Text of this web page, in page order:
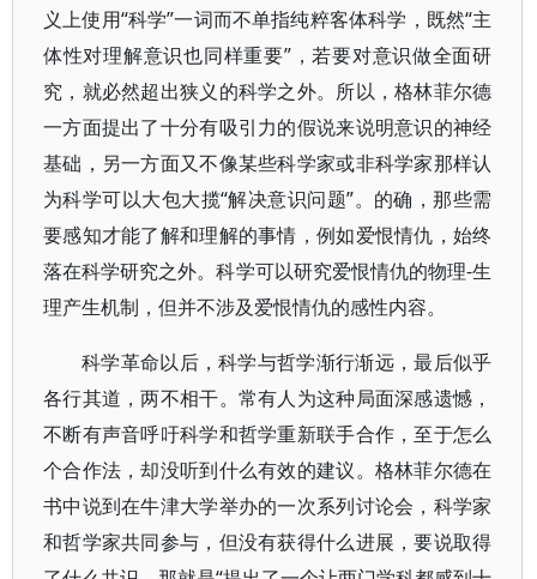
义上使用“科学”一词而不单指纯粹客体科学，既然“主
体性对理解意识也同样重要”，若要对意识做全面研
究，就必然超出狭义的科学之外。所以，格林菲尔德
一方面提出了十分有吸引力的假说来说明意识的神经
基础，另一方面又不像某些科学家或非科学家那样认
为科学可以大包大揽“解决意识问题”。的确，那些需
要感知才能了解和理解的事情，例如爱恨情仇，始终
落在科学研究之外。科学可以研究爱恨情仇的物理-生
理产生机制，但并不涉及爱恨情仇的感性内容。
科学革命以后，科学与哲学渐行渐远，最后似乎
各行其道，两不相干。常有人为这种局面深感遗憾，
不断有声音呼吁科学和哲学重新联手合作，至于怎么
个合作法，却没听到什么有效的建议。格林菲尔德在
书中说到在牛津大学举办的一次系列讨论会，科学家
和哲学家共同参与，但没有获得什么进展，要说取得